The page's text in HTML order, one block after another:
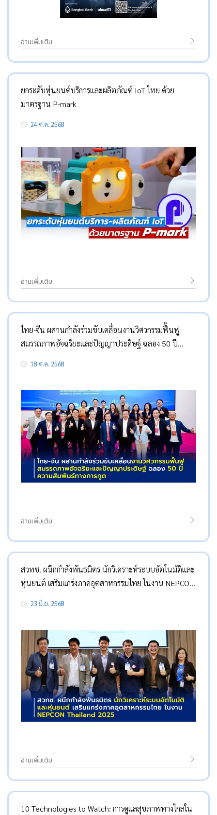
อ่านเพิ่มเติม
ยกระดับหุ่นยนต์บริการและผลิตภัณฑ์ IoT ไทย ด้วย
มาตรฐาน P-mark
24 ต.ค. 2568
อ่านเพิ่มเติม
ไทย-จีน ผสานกำลังร่วมขับเคลื่อนงานวิศวกรรมฟื้นฟู
สมรรถภาพอัจฉริยะและปัญญาประดิษฐ์ ฉลอง 50 ปี
18 ต.ค. 2568
อ่านเพิ่มเติม
สวทช. ผนึกกำลังพันธมิตร นักวิเคราะห์ระบบอัตโนมัติและ
หุ่นยนต์ เสริมแกร่งภาคอุตสาหกรรมไทย ในงาน NEPCON
23 มิ.ย. 2568
อ่านเพิ่มเติม
10 Technologies to Watch: การดูแลสุขภาพทางไกลใน